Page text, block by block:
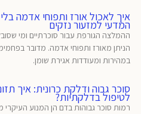
איך לאכול אורז ותפוחי אדמה
המדעי למזעור נזקים
ההמלצה הגורפת עבור סוכרתיים ומי
הניתן מאורז ותפוחי אדמה. מדובר
במהירות ומעודדות אגירת שומן.
סוכר גבוה ודלקת כרונית: איך
לטיפול בדלקתיות?
רמות סוכר גבוהות בדם הן המנוע העיקרי